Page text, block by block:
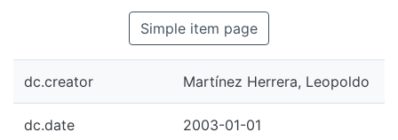
Simple item page
dc.creator Martínez Herrera, Leopoldo
dc.date 2003-01-01